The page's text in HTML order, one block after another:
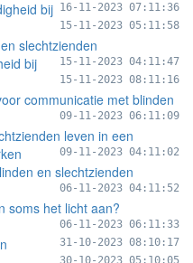
16-11-2023 07:11:36
bij
15-11-2023 05:11:58
slechtzienden
15-11-2023 04:11:47
bij
15-11-2023 08:11:16
communicatie met blinden
09-11-2023 06:11:09
leven in een
09-11-2023 04:11:02
en slechtzienden
06-11-2023 04:11:52
soms het licht aan?
06-11-2023 06:11:33
31-10-2023 08:10:17
30-10-2023 05:10:05